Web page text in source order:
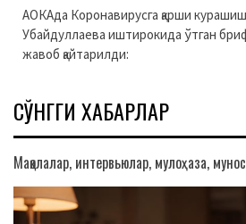
АОКАда Коронавирусга қарши
Убайдуллаева иштирокида ўтган
жавоб қайтарилди:
СЎНГГИ ХАБАРЛАР
Мақолалар, интервьюлар, мулоҳаза,